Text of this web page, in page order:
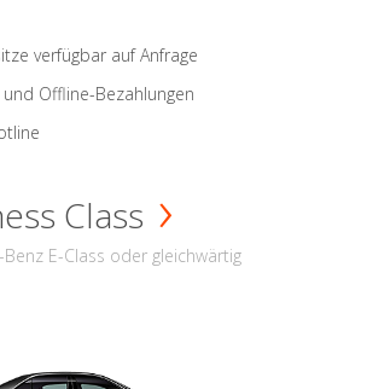
verfügbar auf Anfrage
Offline-Bezahlungen
Class
E-Class oder gleichwärtig